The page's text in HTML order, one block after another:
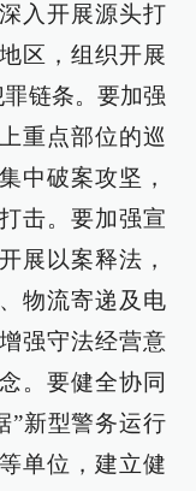
入开展源头打
区，组织开展
链条。要加强
重点部位的巡
中破案攻坚，
击。要加强宣
展以案释法，
物流寄递及电
强守法经营意
。要健全协同
”新型警务运行
单位，建立健